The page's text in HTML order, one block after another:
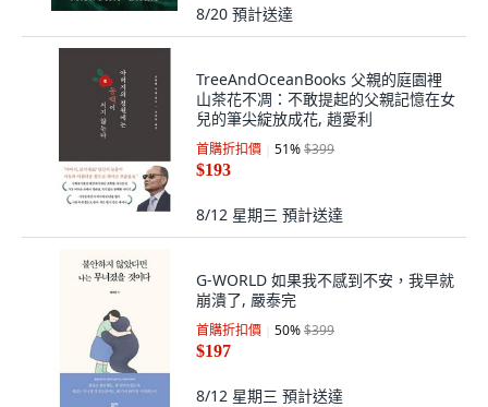
8/20 預計送達
TreeAndOceanBooks 父親的庭園裡
山茶花不凋：不敢提起的父親記憶在女
兒的筆尖綻放成花, 趙愛利
首購折扣價 51%$399
$193
8/12 星期三 預計送達
G-WORLD 如果我不感到不安，我早就
崩潰了, 嚴泰完
首購折扣價 50%$399
$197
8/12 星期三 預計送達